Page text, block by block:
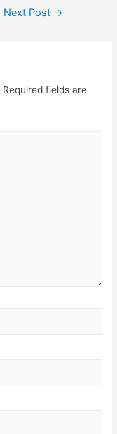
Next Post →
Required fields are